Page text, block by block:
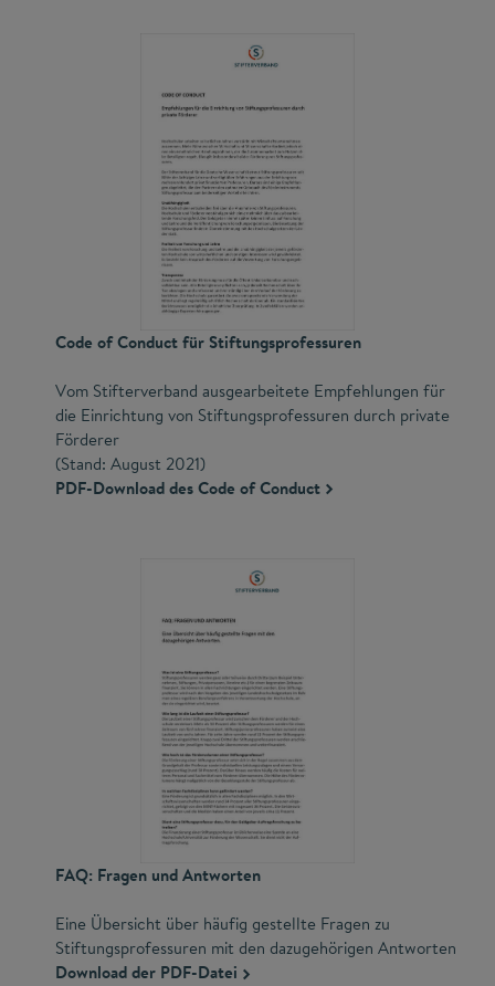
Code of Conduct für Stiftungsprofessuren
Vom Stifterverband ausgearbeitete Empfehlungen für
die Einrichtung von Stiftungsprofessuren durch private
Förderer
(Stand: August 2021)
PDF-Download des Code of Conduct
FAQ: Fragen und Antworten
Eine Übersicht über häufig gestellte Fragen zu
Stiftungsprofessuren mit den dazugehörigen Antworten
Download der PDF-Datei